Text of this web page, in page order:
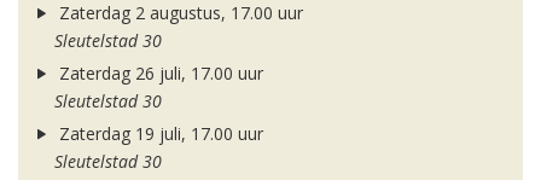
Zaterdag 2 augustus, 17.00 uur
Sleutelstad 30
Zaterdag 26 juli, 17.00 uur
Sleutelstad 30
Zaterdag 19 juli, 17.00 uur
Sleutelstad 30